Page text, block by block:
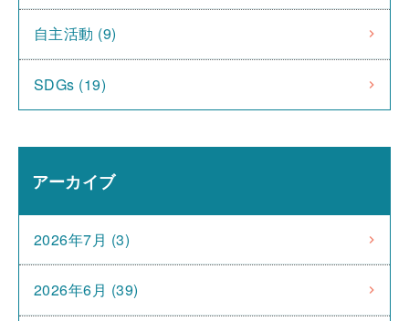
自主活動 (9)
SDGs (19)
アーカイブ
2026年7月 (3)
2026年6月 (39)